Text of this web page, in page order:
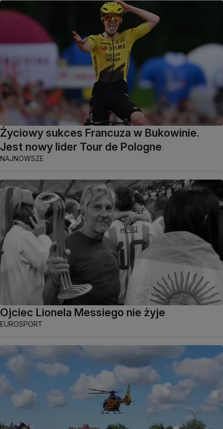
Życiowy sukces Francuza w Bukowinie.
Jest nowy lider Tour de Pologne
NAJNOWSZE
Ojciec Lionela Messiego nie żyje
EUROSPORT